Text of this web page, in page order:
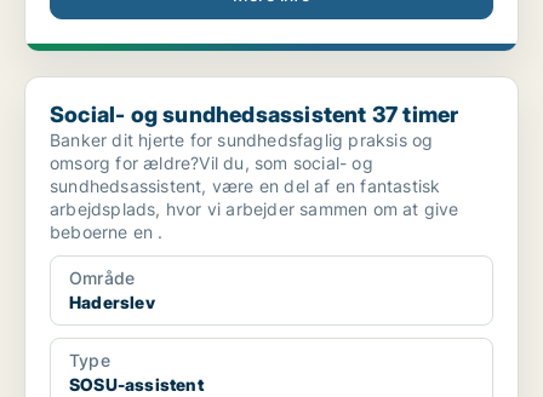
Social- og sundhedsassistent 37 timer
Social- og sundhedsassistent 37 timer
Banker dit hjerte for sundhedsfaglig praksis og
omsorg for ældre?Vil du, som social- og
sundhedsassistent, være en del af en fantastisk
arbejdsplads, hvor vi arbejder sammen om at give
beboerne en .
Område
Haderslev
Type
SOSU-assistent